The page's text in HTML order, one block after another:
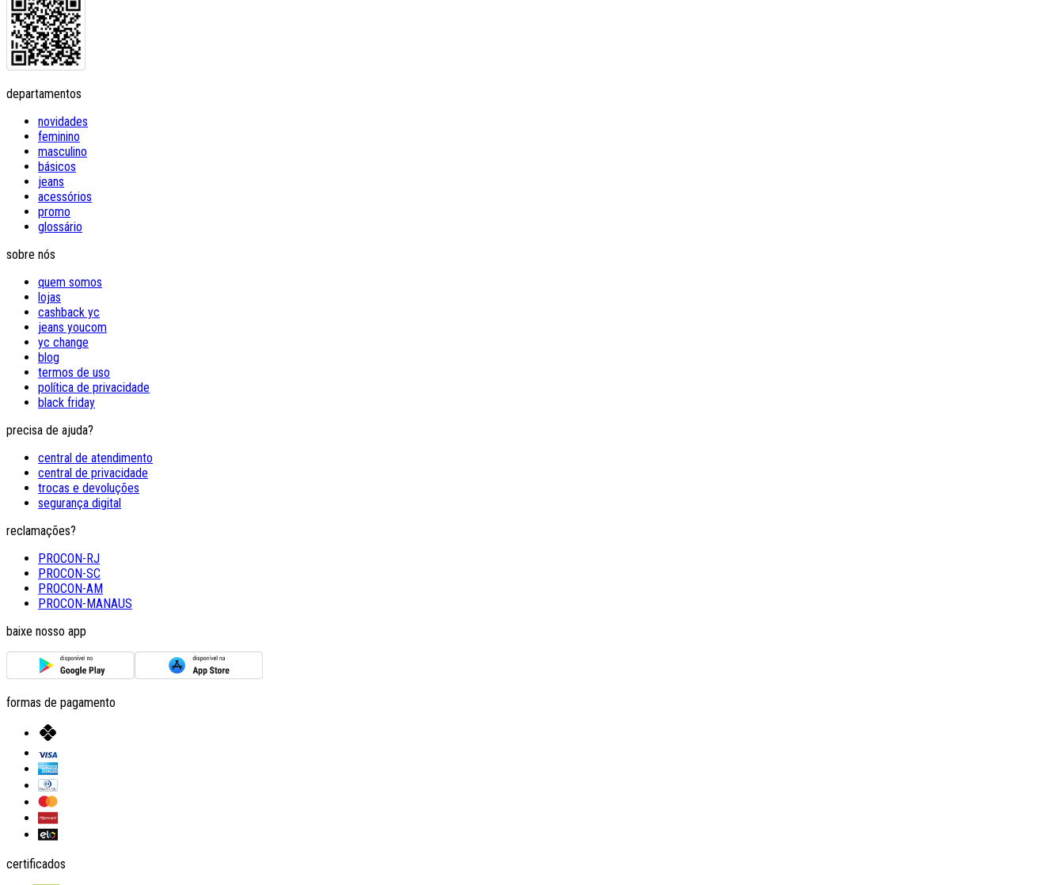
departamentos
novidades
feminino
masculino
básicos
jeans
acessórios
promo
glossário
sobre nós
quem somos
lojas
cashback yc
jeans youcom
yc change
blog
termos de uso
política de privacidade
black friday
precisa de ajuda?
central de atendimento
central de privacidade
trocas e devoluções
segurança digital
reclamações?
PROCON-RJ
PROCON-SC
PROCON-AM
PROCON-MANAUS
baixe nosso app
formas de pagamento
certificados